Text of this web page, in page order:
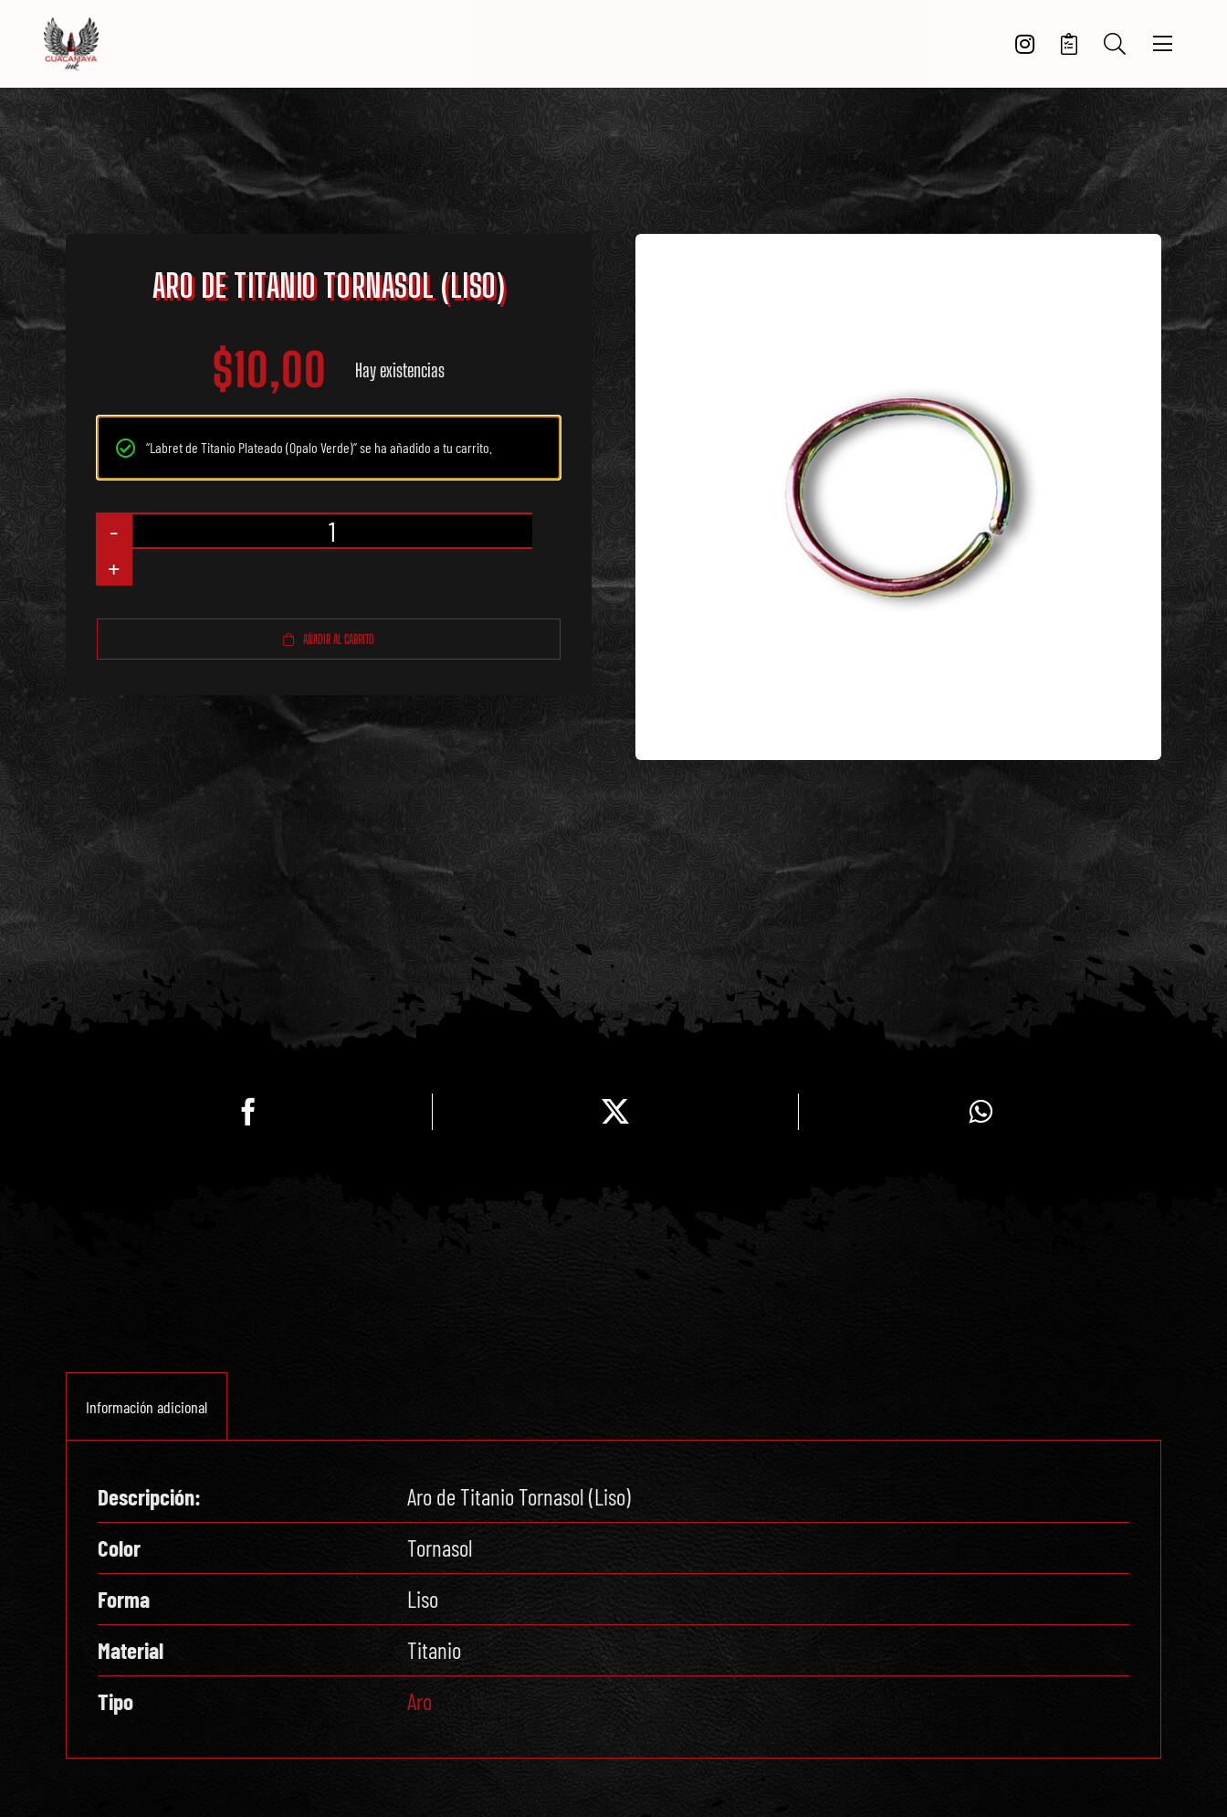
ARO DE TITANIO TORNASOL (LISO)
$10,00 Hay existencias
“Labret de Titanio Plateado (Opalo Verde)” se ha añadido a tu carrito.
de
(Liso)
cantidad
AÑADIR AL CARRITO
Información adicional
Descripción:
Aro de Titanio Tornasol (Liso)
Color
Tornasol
Forma
Liso
Material
Titanio
Tipo
Aro